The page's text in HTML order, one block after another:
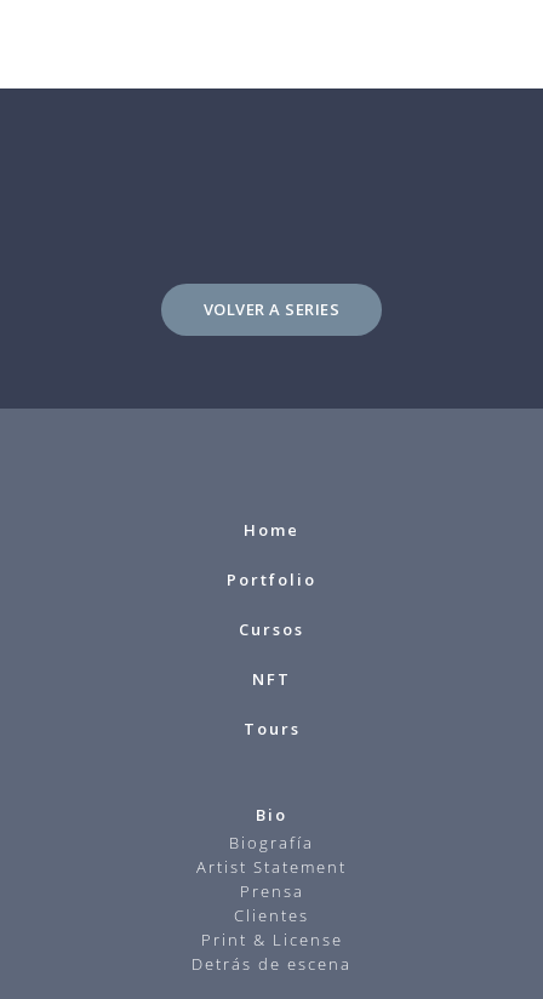
VOLVER A SERIES
Home
Portfolio
Cursos
NFT
Tours
Bio
Biografía
Artist Statement
Prensa
Clientes
Print & License
Detrás de escena